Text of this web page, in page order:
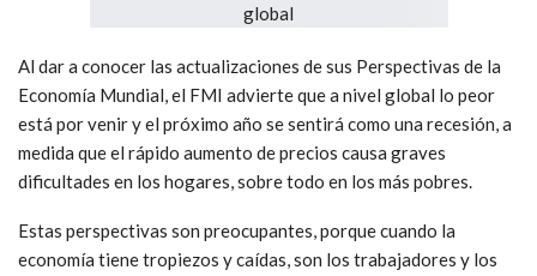
Al dar a conocer las actualizaciones de sus Perspectivas de la
Economía Mundial, el FMI advierte que a nivel global lo peor
está por venir y el próximo año se sentirá como una recesión, a
medida que el rápido aumento de precios causa graves
dificultades en los hogares, sobre todo en los más pobres.
Estas perspectivas son preocupantes, porque cuando la
economía tiene tropiezos y caídas, son los trabajadores y los